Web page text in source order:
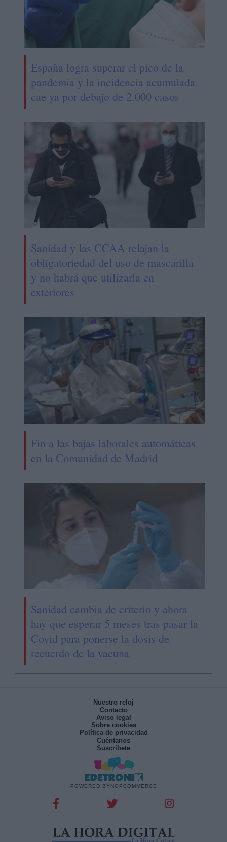
España logra superar el pico de la
pandemia y la incidencia acumulada
cae ya por debajo de 2.000 casos
Sanidad y las CCAA relajan la
obligatoriedad del uso de mascarilla
y no habrá que utilizarla en
exteriores
Fin a las bajas laborales automáticas
en la Comunidad de Madrid
Sanidad cambia de criterio y ahora
hay que esperar 5 meses tras pasar la
Covid para ponerse la dosis de
recuerdo de la vacuna
Nuestro reloj
Contacto
Aviso legal
Sobre cookies
Política de privacidad
Cuéntanos
Suscríbete
POWERED BY NOPCOMMERCE